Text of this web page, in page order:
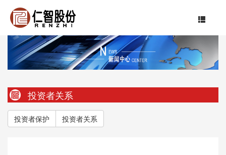
投资者关系
投资者保护 投资者关系